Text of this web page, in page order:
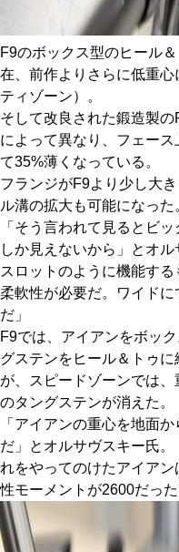
F9のボックス型のヒール
在、前作よりさらに低重
ティゾーン）。
そして改良された鍛造製
によって異なり、フェー
て35%薄くなっている。
フランジがF9より少し大
ル溝の拡大も可能になった
「そう言われて見るとビ
しか見えないから」とオ
スロットのように機能す
柔軟性が必要だ。ワイド
だ」
F9では、アイアンをボッ
グステンをヒール＆トゥ
が、スピードゾーンでは
のタングステンが消えた。
「アイアンの重心を地面
だ」とオルサヴスキー氏
れをやってのけたアイア
性モーメントが2600だっ